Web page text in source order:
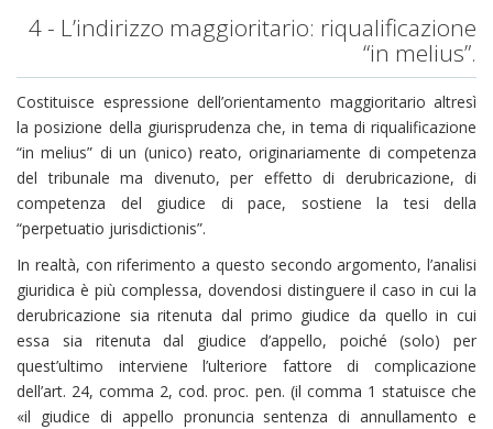
4 - L’indirizzo maggioritario: riqualificazione
“in melius”.
Costituisce espressione dell’orientamento maggioritario altresì
la posizione della giurisprudenza che, in tema di riqualificazione
“in melius” di un (unico) reato, originariamente di competenza
del tribunale ma divenuto, per effetto di derubricazione, di
competenza del giudice di pace, sostiene la tesi della
“perpetuatio jurisdictionis”.
In realtà, con riferimento a questo secondo argomento, l’analisi
giuridica è più complessa, dovendosi distinguere il caso in cui la
derubricazione sia ritenuta dal primo giudice da quello in cui
essa sia ritenuta dal giudice d’appello, poiché (solo) per
quest’ultimo interviene l’ulteriore fattore di complicazione
dell’art. 24, comma 2, cod. proc. pen. (il comma 1 statuisce che
«il giudice di appello pronuncia sentenza di annullamento e